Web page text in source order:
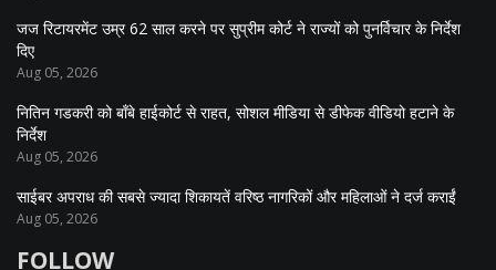
जज रिटायरमेंट उम्र 62 साल करने पर सुप्रीम कोर्ट ने राज्यों को पुनर्विचार के निर्देश
दिए
Aug 05, 2026
नितिन गडकरी को बॉंबे हाईकोर्ट से राहत, सोशल मीडिया से डीफेक वीडियो हटाने के
निर्देश
Aug 05, 2026
साईबर अपराध की सबसे ज्यादा शिकायतें वरिष्ठ नागरिकों और महिलाओं ने दर्ज कराईं
Aug 05, 2026
FOLLOW